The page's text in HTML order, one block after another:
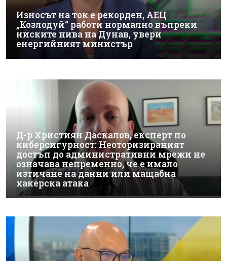
Износът на ток е рекорден, АЕЦ
„Козлодуй“ работи нормално въпреки
ниските нива на Дунав, увери
енергийният министър
Д-р Християн Даскалов, експерт по
киберсигурност: Неоторизираният
достъп до административни мрежи не
означава непременно, че е имало
изтичане на данни или мащабна
хакерска атака